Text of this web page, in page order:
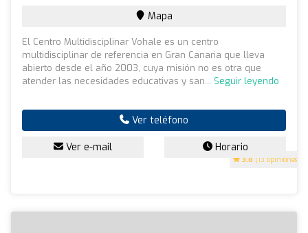
3.8 (13 opiniones)
Mapa
El Centro Multidisciplinar Vohale es un centro
multidisciplinar de referencia en Gran Canaria que lleva
abierto desde el año 2003, cuya misión no es otra que
atender las necesidades educativas y san... Seguir leyendo
Ver teléfono
Ver e-mail Horario